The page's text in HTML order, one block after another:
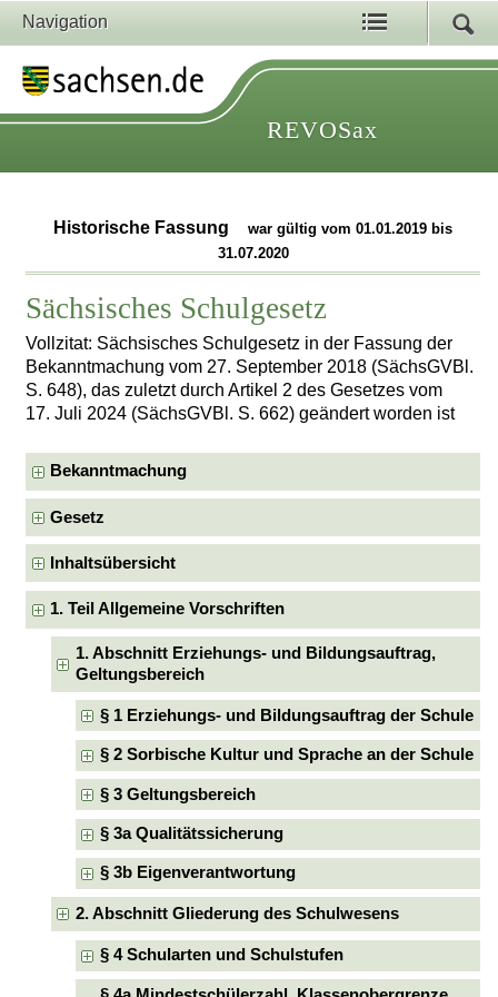
Navigation
REVOSax
Historische Fassung
war gültig vom 01.01.2019 bis
31.07.2020
Sächsisches Schulgesetz
Vollzitat: Sächsisches Schulgesetz in der Fassung der
Bekanntmachung vom 27. September 2018 (SächsGVBl.
S. 648), das zuletzt durch Artikel 2 des Gesetzes vom
17. Juli 2024 (SächsGVBl. S. 662) geändert worden ist
Bekanntmachung
Gesetz
Inhaltsübersicht
1. Teil Allgemeine Vorschriften
1. Abschnitt Erziehungs- und Bildungsauftrag,
Geltungsbereich
§ 1 Erziehungs- und Bildungsauftrag der Schule
§ 2 Sorbische Kultur und Sprache an der Schule
§ 3 Geltungsbereich
§ 3a Qualitätssicherung
§ 3b Eigenverantwortung
2. Abschnitt Gliederung des Schulwesens
§ 4 Schularten und Schulstufen